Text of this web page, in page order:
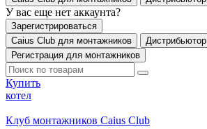
У вас еще нет аккаунта?
Зарегистрироваться
Caius Club для монтажников
Дистрибьютор
Регистрация для монтажников
Купить
котел
Клуб монтажников Caius Club